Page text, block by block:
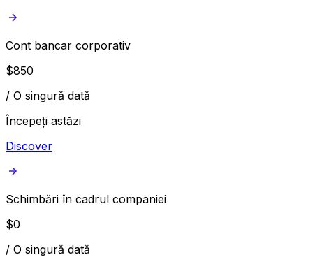
Cont bancar corporativ
$850
/ O singură dată
Începeți astăzi
Discover
Schimbări în cadrul companiei
$0
/ O singură dată